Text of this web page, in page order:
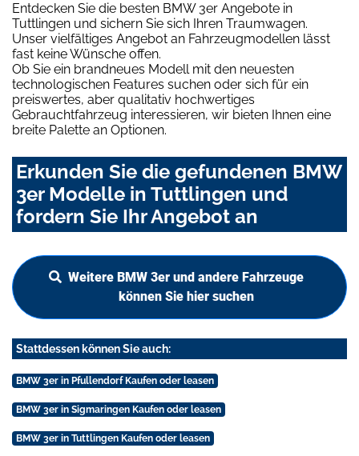
Entdecken Sie die besten BMW 3er Angebote in
Tuttlingen und sichern Sie sich Ihren Traumwagen.
Unser vielfältiges Angebot an Fahrzeugmodellen lässt
fast keine Wünsche offen.
Ob Sie ein brandneues Modell mit den neuesten
technologischen Features suchen oder sich für ein
preiswertes, aber qualitativ hochwertiges
Gebrauchtfahrzeug interessieren, wir bieten Ihnen eine
breite Palette an Optionen.
Erkunden Sie die gefundenen BMW
3er Modelle in Tuttlingen und
fordern Sie Ihr Angebot an
Weitere BMW 3er und andere Fahrzeuge
können Sie hier suchen
Stattdessen können Sie auch:
BMW 3er in Pfullendorf Kaufen oder leasen
BMW 3er in Sigmaringen Kaufen oder leasen
BMW 3er in Tuttlingen Kaufen oder leasen